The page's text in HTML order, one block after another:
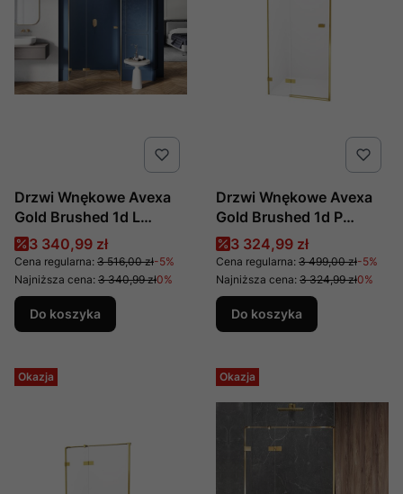
Drzwi Wnękowe Avexa
Gold Brushed 1d L
90x200 Czyste 6mm
Active Shield 2.0 ,
Producent: New Trendy,
Numer Kat: Exk-1716
Cena promocyjna
3 340,99 zł
Cena regularna: 3 516,00 zł-5%
Najniższa cena: 3 340,99 zł0%
Do koszyka
Drzwi Wnękowe Avexa
Gold Brushed 1d P
100x200 Czyste 6mm
Active Shield 2.0 ,
Producent: New Trendy,
Numer Kat: Exk-1719
Cena promocyjna
3 324,99 zł
Cena regularna: 3 499,00 zł-5%
Najniższa cena: 3 324,99 zł0%
Do koszyka
Okazja Okazja